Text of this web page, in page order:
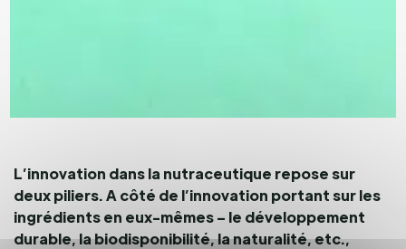
L’innovation dans la nutraceutique repose sur
deux piliers. A côté de l’innovation portant sur les
ingrédients en eux-mêmes – le développement
durable, la biodisponibilité, la naturalité, etc.,